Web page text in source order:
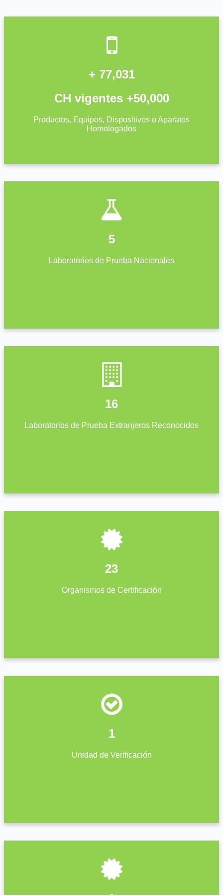
+ 77,031
CH vigentes +50,000
Productos, Equipos, Dispositivos o Aparatos
Homologados
5
Laboratorios de Prueba Nacionales
16
Laboratorios de Prueba Extranjeros Reconocidos
23
Organismos de Certificación
1
Unidad de Verificación